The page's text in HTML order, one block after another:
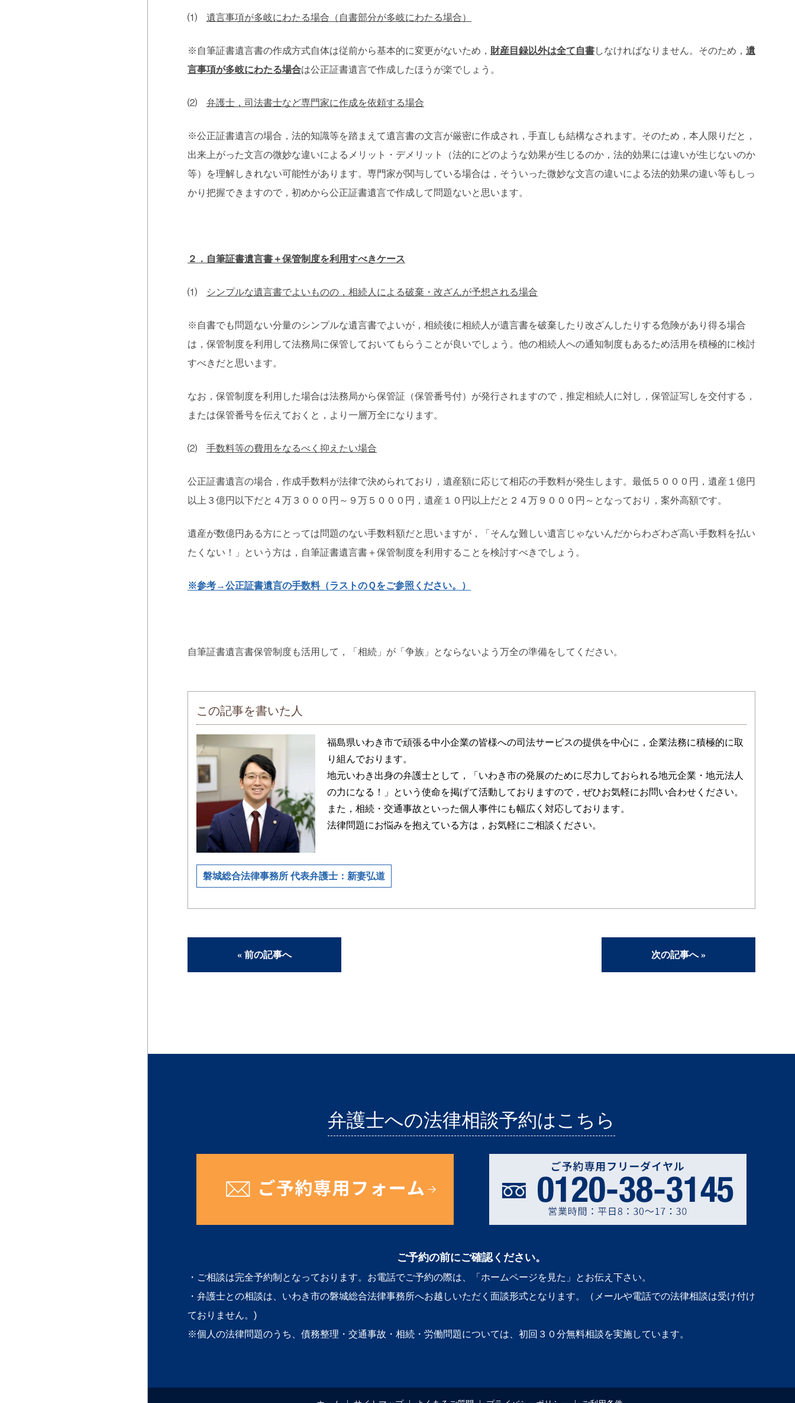
⑴ 遺言事項が多岐にわたる場合（自書部分が多岐にわたる場合）
※自筆証書遺言書の作成方式自体は従前から基本的に変更がないため， 財産目録以外は全て自書しなければなりません。そのため， 遺
言事項が多岐にわたる場合は公正証書遺言で作成したほうが楽でしょう。
⑵ 弁護士，司法書士など専門家に作成を依頼する場合
※公正証書遺言の場合，法的知識等を踏まえて遺言書の文言が厳密に作成され，手直しも結構なされます。そのため，本人限りだと，
出来上がった文言の微妙な違いによるメリット・デメリット（法的にどのような効果が生じるのか，法的効果には違いが生じないのか
等）を理解しきれない可能性があります。専門家が関与している場合は，そういった微妙な文言の違いによる法的効果の違い等もしっ
かり把握できますので，初めから公正証書遺言で作成して問題ないと思います。
２．自筆証書遺言書＋保管制度を利用すべきケース
⑴ シンプルな遺言書でよいものの，相続人による破棄・改ざんが予想される場合
※自書でも問題ない分量のシンプルな遺言書でよいが，相続後に相続人が遺言書を破棄したり改ざんしたりする危険があり得る場合
は，保管制度を利用して法務局に保管しておいてもらうことが良いでしょう。他の相続人への通知制度もあるため活用を積極的に検討
すべきだと思います。
なお，保管制度を利用した場合は法務局から保管証（保管番号付）が発行されますので，推定相続人に対し，保管証写しを交付する，
または保管番号を伝えておくと，より一層万全になります。
⑵ 手数料等の費用をなるべく抑えたい場合
公正証書遺言の場合，作成手数料が法律で決められており，遺産額に応じて相応の手数料が発生します。最低５０００円，遺産１億円
以上３億円以下だと４万３０００円～９万５０００円，遺産１０円以上だと２４万９０００円～となっており，案外高額です。
遺産が数億円ある方にとっては問題のない手数料額だと思いますが，「そんな難しい遺言じゃないんだからわざわざ高い手数料を払い
たくない！」という方は，自筆証書遺言書＋保管制度を利用することを検討すべきでしょう。
※参考→公正証書遺言の手数料（ラストのＱをご参照ください。）
自筆証書遺言書保管制度も活用して，「相続」が「争族」とならないよう万全の準備をしてください。
この記事を書いた人
福島県いわき市で頑張る中小企業の皆様への司法サービスの提供を中心に，企業法務に積極的に取
り組んでおります。
地元いわき出身の弁護士として，「いわき市の発展のために尽力しておられる地元企業・地元法人
の力になる！」という使命を掲げて活動しておりますので，ぜひお気軽にお問い合わせください。
また，相続・交通事故といった個人事件にも幅広く対応しております。
法律問題にお悩みを抱えている方は，お気軽にご相談ください。
磐城総合法律事務所 代表弁護士：新妻弘道
« 前の記事へ 次の記事へ »
弁護士への法律相談予約はこちら
ご予約の前にご確認ください。
・ご相談は完全予約制となっております。お電話でご予約の際は、「ホームページを見た」とお伝え下さい。
・弁護士との相談は、いわき市の磐城総合法律事務所へお越しいただく面談形式となります。（メールや電話での法律相談は受け付け
ておりません。)
※個人の法律問題のうち、債務整理・交通事故・相続・労働問題については、初回３０分無料相談を実施しています。